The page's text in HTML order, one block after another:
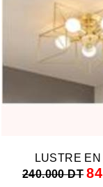
LUSTRE
240.000 DT